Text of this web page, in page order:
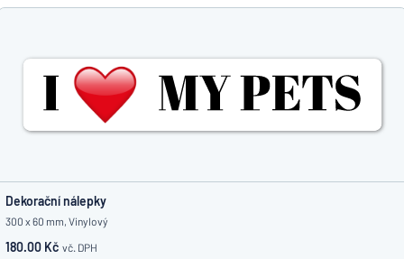
Dekorační nálepky
300 x 60 mm, Vinylový
180.00 Kč vč. DPH